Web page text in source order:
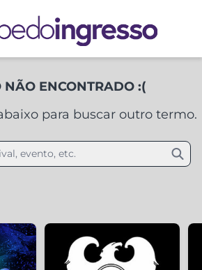
NÃO ENCONTRADO :(
para buscar outro termo.
evento, etc.